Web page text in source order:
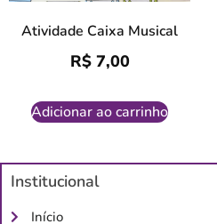
Atividade Caixa Musical
R$7,00
Adicionar ao carrinho
Institucional
Início